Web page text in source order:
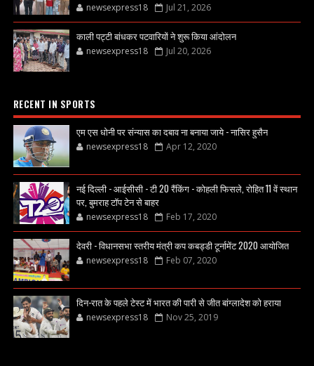
newsexpress18 Jul 21, 2026
काली पट्टी बांधकर पटवारियों ने शुरू किया आंदोलन
newsexpress18 Jul 20, 2026
RECENT IN SPORTS
एम एस धोनी पर संन्यास का दबाव ना बनाया जाये - नासिर हुसैन
newsexpress18 Apr 12, 2020
नई दिल्ली - आईसीसी - टी 20 रैंकिंग - कोहली फिसले, रोहित 11 वें स्थान
पर, बुमराह टॉप टेन से बाहर
newsexpress18 Feb 17, 2020
देवरी - विधानसभा स्तरीय मंत्री कप कबड्डी टूर्नामेंट 2020 आयोजित
newsexpress18 Feb 07, 2020
दिन-रात के पहले टेस्ट में भारत की पारी से जीत बांग्लादेश को हराया
newsexpress18 Nov 25, 2019